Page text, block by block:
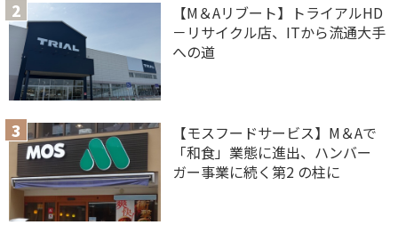
【M＆Aリブート】トライアルHD
－リサイクル店、ITから流通大手
への道
【モスフードサービス】M＆Aで
「和食」業態に進出、ハンバー
ガー事業に続く第2 の柱に